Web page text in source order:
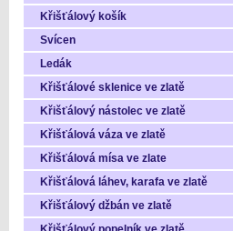
Křišťálový košík
Svícen
Ledák
Křišťálové sklenice ve zlatě
Křišťálový nástolec ve zlatě
Křišťálová váza ve zlatě
Křišťálová mísa ve zlate
Křišťálová láhev, karafa ve zlatě
Křišťálový džbán ve zlatě